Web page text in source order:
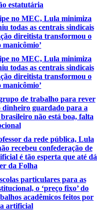
estatutária
no MEC, Lula minimiza
todas as centrais sindicais
direitista transformou o
no MEC, Lula minimiza
todas as centrais sindicais
direitista transformou o
de trabalho para rever
dinheiro guardado para a
não está boa, falta
da rede pública, Lula
recebeu confederação de
é tão esperta que até dá
da Folha
particulares para as
o ‘preço fixo’ do
acadêmicos feitos por
artificial